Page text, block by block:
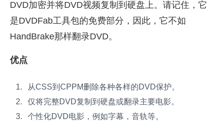
DVD加密并将DVD视频复制到硬盘上。请记住，它
是DVDFab工具包的免费部分，因此，它不如
HandBrake那样翻录DVD。
优点
从CSS到CPPM删除各种各样的DVD保护。
仅将完整DVD复制到硬盘或翻录主要电影。
个性化DVD电影，例如字幕，音轨等。